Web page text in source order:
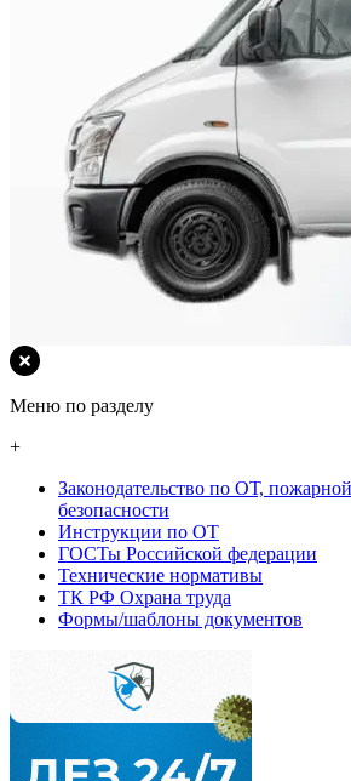
Меню по разделу
+
Законодательство по ОТ,
безопасности
Инструкции по ОТ
ГОСТы Российской федерации
Технические нормативы
ТК РФ Охрана труда
Формы/шаблоны документов